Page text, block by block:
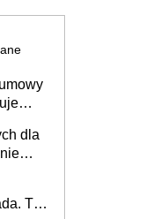
dla
To